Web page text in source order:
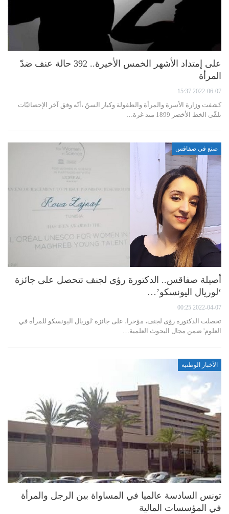
على إمتداد الأشهر الخمس الأخيرة.. 392 حالة عنف ضدّ
المرأة
2022-06-07 15:37
كشفت وزارة الأسرة والمرأة والطفولة وكبار السنّ ،أنّه وفق آخر الإحصائيّات
تلقّى الخط الأخضر 1899 منذ غرة…
صنع في صفاقس
أصيلة صفاقس.. الدكتورة رؤى لجنف تتحصل على جائزة
‘لوريال اليونسكو’…
2022-04-07 00:25
تحصلت الدكتورة رؤى لجنف، مؤخرا، على جائزة 'لوريال اليونسكو للمرأة في
العلوم' ضمن مجال البحوث العلمية…
الأخبار الوطنية
تونس السادسة عالميا في المساواة بين الرجل والمرأة
في المؤسسات المالية